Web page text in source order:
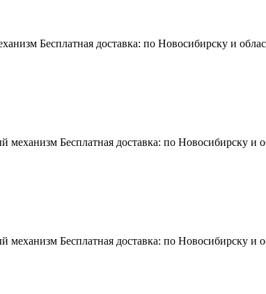
Бесплатная доставка: по Новосибирску и
Бесплатная доставка: по Новосибирску и
Бесплатная доставка: по Новосибирску и